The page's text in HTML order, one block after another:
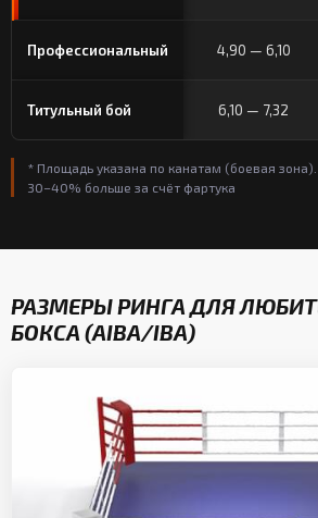
Профессиональный 4,90 — 6,10
Титульный бой 6,10 — 7,32
* Площадь указана по канатам (боевая
30–40% больше за счёт фартука
РАЗМЕРЫ РИНГА ДЛЯ
БОКСА (AIBA/IBA)